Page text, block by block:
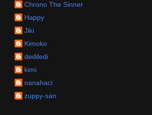
Chrono The Sinner
Happy
Jiki
Kimoko
dediledi
kimi
nanahaci
zuppy-san